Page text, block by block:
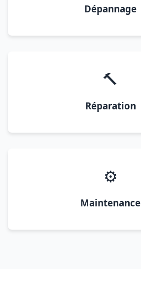
Dépannage
🔨
Réparation
⚙️
Maintenance